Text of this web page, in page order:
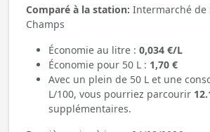
Comparé à la station: Intermarché de
Champs
Économie au litre : 0,034 €/L
Économie pour 50 L : 1,70 €
Avec un plein de 50 L et une
L/100, vous pourriez parcourir
supplémentaires.